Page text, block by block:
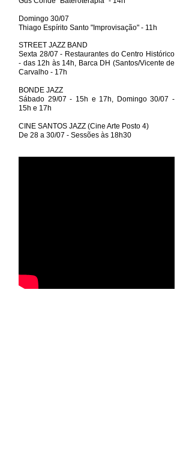
Domingo 30/07
Thiago Espírito Santo "Improvisação" - 11h
STREET JAZZ BAND
Sexta 28/07 - Restaurantes do Centro Histórico
- das 12h às 14h, Barca DH (Santos/Vicente de
Carvalho - 17h
BONDE JAZZ
Sábado 29/07 - 15h e 17h, Domingo 30/07 -
15h e 17h
CINE SANTOS JAZZ (Cine Arte Posto 4)
De 28 a 30/07 - Sessões às 18h30